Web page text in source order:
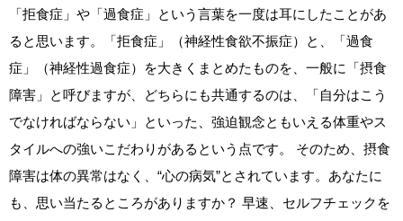
「拒食症」や「過食症」という言葉を一度は耳にしたことがあ
ると思います。「拒食症」（神経性食欲不振症）と、「過食
症」（神経性過食症）を大きくまとめたものを、一般に「摂食
障害」と呼びますが、どちらにも共通するのは、「自分はこう
でなければならない」といった、強迫観念ともいえる体重やス
タイルへの強いこだわりがあるという点です。 そのため、摂食
障害は体の異常はなく、“心の病気”とされています。あなたに
も、思い当たるところがありますか？ 早速、セルフチェックを